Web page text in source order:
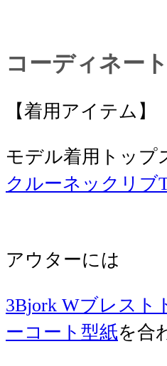
コーディネー
【着用アイテム】
モデル着用トップ
クルーネックリブ
アウターには
3Bjork Wブレスト
ーコート型紙を合